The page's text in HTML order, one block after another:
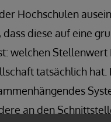
Hochschulen
diese auf eine
welchen Stellenwert
tatsächlich hat.
an den